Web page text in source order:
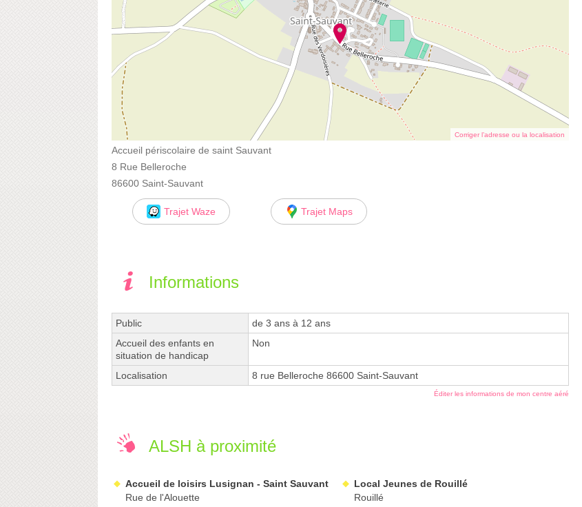
Corriger l’adresse ou la localisation
Accueil périscolaire de saint Sauvant
8 Rue Belleroche
86600 Saint-Sauvant
Trajet Waze Trajet Maps
Informations
Public
de 3 ans à 12 ans
Accueil des enfants en
situation de handicap
Non
Localisation 8 rue Belleroche 86600 Saint-Sauvant
Éditer les informations de mon centre aéré
ALSH à proximité
Accueil de loisirs Lusignan - Saint Sauvant
Rue de l'Alouette
Local Jeunes de Rouillé
Rouillé